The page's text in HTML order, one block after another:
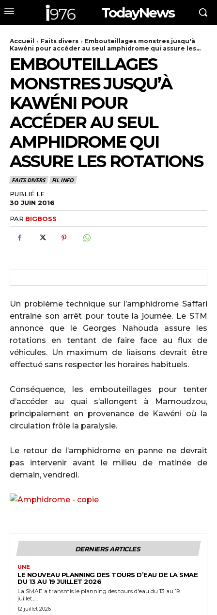
TodayNews
Accueil Faits divers
Embouteillages monstres jusqu'à
Kawéni pour accéder au seul amphidrome qui assure les...
EMBOUTEILLAGES
MONSTRES JUSQU’À
KAWÉNI POUR
ACCÉDER AU SEUL
AMPHIDROME QUI
ASSURE LES ROTATIONS
FAITS DIVERS FIL INFO
PUBLIÉ LE
30 JUIN 2016
PAR BIGBOSS
Un problème technique sur l’amphidrome Saffari
entraine son arrêt pour toute la journée. Le STM
annonce que le Georges Nahouda assure les
rotations en tentant de faire face au flux de
véhicules. Un maximum de liaisons devrait être
effectué sans respecter les horaires habituels.
Conséquence, les embouteillages pour tenter
d’accéder au quai s’allongent à Mamoudzou,
principalement en provenance de Kawéni où la
circulation frôle la paralysie.
Le retour de l’amphidrome en panne ne devrait
pas intervenir avant le milieu de matinée de
demain, vendredi.
DERNIERS ARTICLES
UNE
LE NOUVEAU PLANNING DES TOURS D’EAU DE LA SMAE
DU 13 AU 19 JUILLET 2026
La SMAE a transmis le planning des tours d'eau du 13 au 19
juillet,...
12 juillet 2026